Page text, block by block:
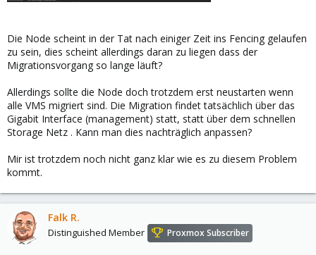
Die Node scheint in der Tat nach einiger Zeit ins Fencing gelaufen
zu sein, dies scheint allerdings daran zu liegen dass der
Migrationsvorgang so lange läuft?
Allerdings sollte die Node doch trotzdem erst neustarten wenn
alle VMS migriert sind. Die Migration findet tatsächlich über das
Gigabit Interface (management) statt, statt über dem schnellen
Storage Netz . Kann man dies nachträglich anpassen?
Mir ist trotzdem noch nicht ganz klar wie es zu diesem Problem
kommt.
Falk R.
Distinguished Member Proxmox Subscriber